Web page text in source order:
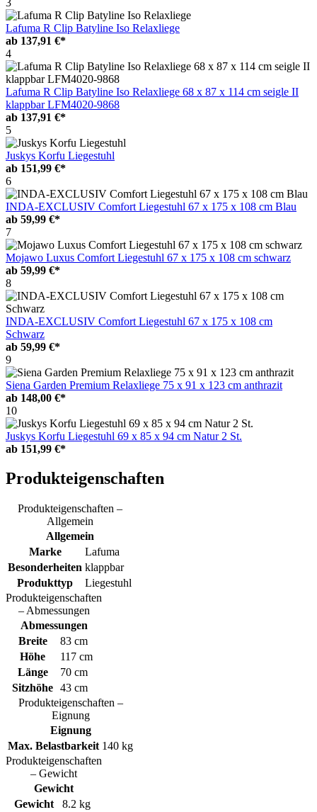
Lafuma R Clip Batyline Iso Relaxliege
ab 137,91 €*
4
Lafuma R Clip Batyline Iso Relaxliege 68 x 87 x 114 cm seigle II
klappbar LFM4020-9868
ab 137,91 €*
5
Juskys Korfu Liegestuhl
ab 151,99 €*
6
INDA-EXCLUSIV Comfort Liegestuhl 67 x 175 x 108 cm Blau
ab 59,99 €*
7
Mojawo Luxus Comfort Liegestuhl 67 x 175 x 108 cm schwarz
ab 59,99 €*
8
INDA-EXCLUSIV Comfort Liegestuhl 67 x 175 x 108 cm
Schwarz
ab 59,99 €*
9
Siena Garden Premium Relaxliege 75 x 91 x 123 cm anthrazit
ab 148,00 €*
10
Juskys Korfu Liegestuhl 69 x 85 x 94 cm Natur 2 St.
ab 151,99 €*
Produkteigenschaften
Produkteigenschaften –
Allgemein
Allgemein
Marke
Lafuma
Besonderheiten klappbar
Produkttyp
Liegestuhl
Produkteigenschaften
– Abmessungen
Abmessungen
Breite
83 cm
Höhe
117 cm
Länge
70 cm
Sitzhöhe 43 cm
Produkteigenschaften –
Eignung
Eignung
Max. Belastbarkeit 140 kg
Produkteigenschaften
– Gewicht
Gewicht
Gewicht
8.2 kg